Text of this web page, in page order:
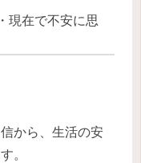
現在で不安に思
から、生活の安
。